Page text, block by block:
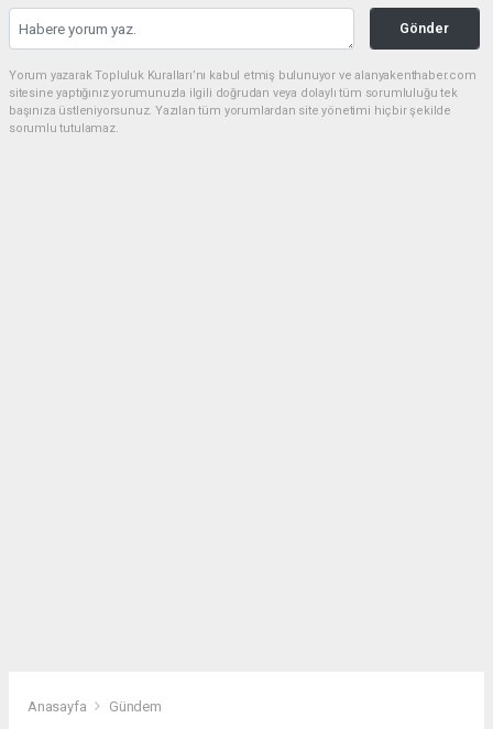
Gönder
Yorum yazarak Topluluk Kuralları’nı kabul etmiş bulunuyor ve alanyakenthaber.com
sitesine yaptığınız yorumunuzla ilgili doğrudan veya dolaylı tüm sorumluluğu tek
başınıza üstleniyorsunuz. Yazılan tüm yorumlardan site yönetimi hiçbir şekilde
sorumlu tutulamaz.
Anasayfa Gündem